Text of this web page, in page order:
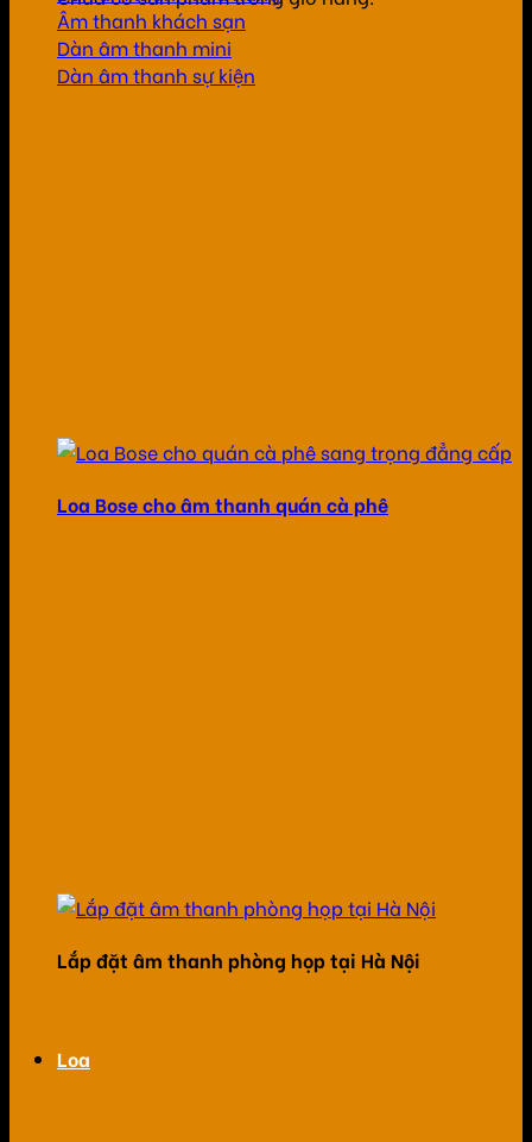
Âm thanh khách sạn
Dàn âm thanh mini
Dàn âm thanh sự kiện
Loa Bose cho âm thanh quán cà phê
Lắp đặt âm thanh phòng họp tại Hà Nội
Loa